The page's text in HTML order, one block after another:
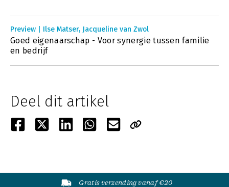
Preview | Ilse Matser, Jacqueline van Zwol
Goed eigenaarschap - Voor synergie tussen familie
en bedrijf
Deel dit artikel
Gratis verzending vanaf €20